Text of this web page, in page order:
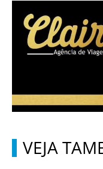
VEJA